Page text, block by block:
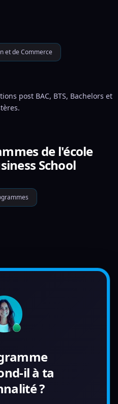
et de Commerce
post BAC, BTS, Bachelors et
de l'école
School
il à ta
?